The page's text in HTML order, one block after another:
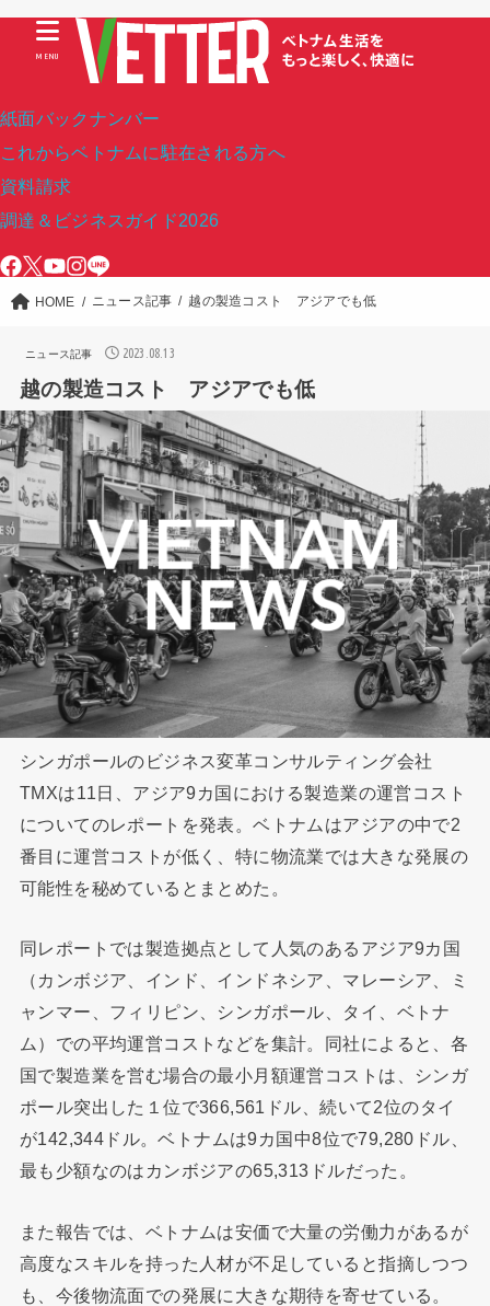
紙面バックナンバー
これからベトナムに駐在される方へ
資料請求
調達＆ビジネスガイド2026
MENU
HOME ニュース記事 越の製造コスト アジアでも低
ニュース記事 2023.08.13
越の製造コスト アジアでも低
シンガポールのビジネス変革コンサルティング会社
TMXは11日、アジア9カ国における製造業の運営コスト
についてのレポートを発表。ベトナムはアジアの中で2
番目に運営コストが低く、特に物流業では大きな発展の
可能性を秘めているとまとめた。
同レポートでは製造拠点として人気のあるアジア9カ国
（カンボジア、インド、インドネシア、マレーシア、ミ
ャンマー、フィリピン、シンガポール、タイ、ベトナ
ム）での平均運営コストなどを集計。同社によると、各
国で製造業を営む場合の最小月額運営コストは、シンガ
ポール突出した１位で366,561ドル、続いて2位のタイ
が142,344ドル。ベトナムは9カ国中8位で79,280ドル、
最も少額なのはカンボジアの65,313ドルだった。
また報告では、ベトナムは安価で大量の労働力があるが
高度なスキルを持った人材が不足していると指摘しつつ
も、今後物流面での発展に大きな期待を寄せている。